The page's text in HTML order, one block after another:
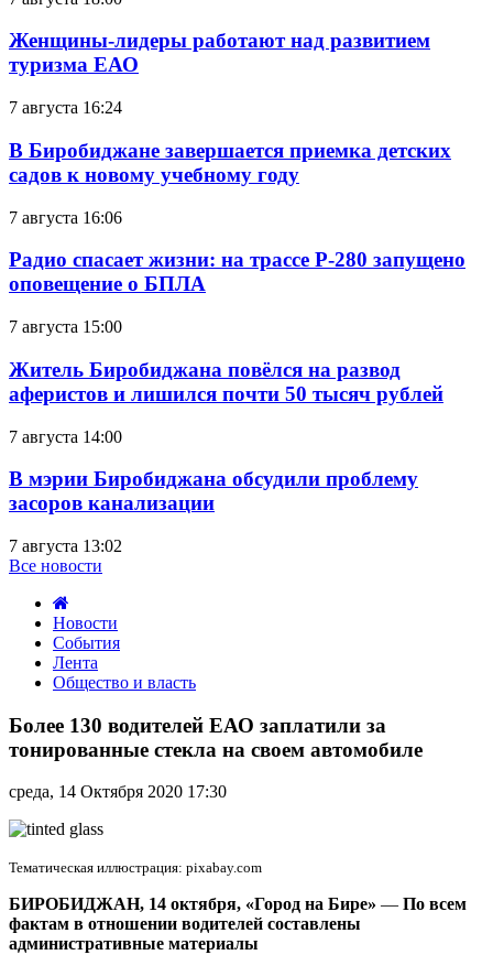
Женщины-лидеры работают над развитием
туризма ЕАО
7 августа 16:24
В Биробиджане завершается приемка детских
садов к новому учебному году
7 августа 16:06
Радио спасает жизни: на трассе Р-280 запущено
оповещение о БПЛА
7 августа 15:00
Житель Биробиджана повёлся на развод
аферистов и лишился почти 50 тысяч рублей
7 августа 14:00
В мэрии Биробиджана обсудили проблему
засоров канализации
7 августа 13:02
Все новости
Новости
События
Лента
Общество и власть
130
водителей
ЕАО
за
тонированные
стекла
автомобиле
Более 130 водителей ЕАО заплатили за
тонированные стекла на своем автомобиле
среда, 14 Октября 2020 17:30
Тематическая иллюстрация: pixabay.com
БИРОБИДЖАН, 14 октября, «Город на Бире» — По всем
фактам в отношении водителей составлены
административные материалы